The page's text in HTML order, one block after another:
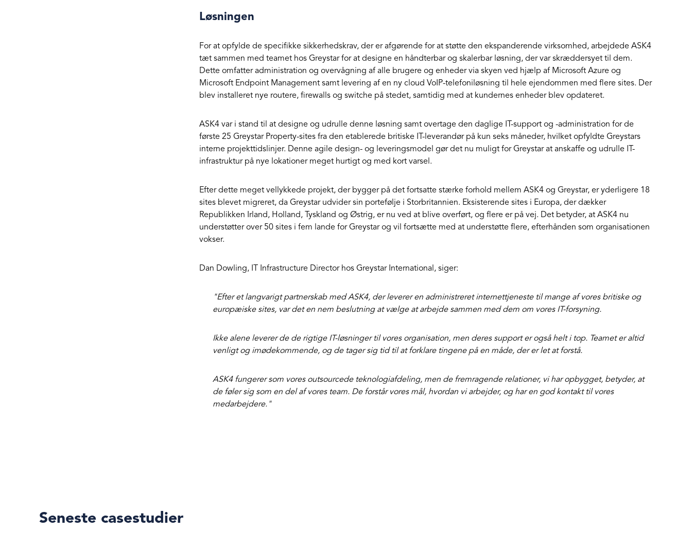
Løsningen
For at opfylde de specifikke sikkerhedskrav, der er afgørende for at støtte den ekspanderende virksomhed, arbejdede ASK4
tæt sammen med teamet hos Greystar for at designe en håndterbar og skalerbar løsning, der var skræddersyet til dem.
Dette omfatter administration og overvågning af alle brugere og enheder via skyen ved hjælp af Microsoft Azure og
Microsoft Endpoint Management samt levering af en ny cloud VoIP-telefoniløsning til hele ejendommen med flere sites. Der
blev installeret nye routere, firewalls og switche på stedet, samtidig med at kundernes enheder blev opdateret.
ASK4 var i stand til at designe og udrulle denne løsning samt overtage den daglige IT-support og -administration for de
første 25 Greystar Property-sites fra den etablerede britiske IT-leverandør på kun seks måneder, hvilket opfyldte Greystars
interne projekttidslinjer. Denne agile design- og leveringsmodel gør det nu muligt for Greystar at anskaffe og udrulle IT-
infrastruktur på nye lokationer meget hurtigt og med kort varsel.
Efter dette meget vellykkede projekt, der bygger på det fortsatte stærke forhold mellem ASK4 og Greystar, er yderligere 18
sites blevet migreret, da Greystar udvider sin portefølje i Storbritannien. Eksisterende sites i Europa, der dækker
Republikken Irland, Holland, Tyskland og Østrig, er nu ved at blive overført, og flere er på vej. Det betyder, at ASK4 nu
understøtter over 50 sites i fem lande for Greystar og vil fortsætte med at understøtte flere, efterhånden som organisationen
vokser.
Dan Dowling, IT Infrastructure Director hos Greystar International, siger:
"Efter et langvarigt partnerskab med ASK4, der leverer en administreret internettjeneste til mange af vores britiske og
europæiske sites, var det en nem beslutning at vælge at arbejde sammen med dem om vores IT-forsyning.
Ikke alene leverer de de rigtige IT-løsninger til vores organisation, men deres support er også helt i top. Teamet er altid
venligt og imødekommende, og de tager sig tid til at forklare tingene på en måde, der er let at forstå.
ASK4 fungerer som vores outsourcede teknologiafdeling, men de fremragende relationer, vi har opbygget, betyder, at
de føler sig som en del af vores team. De forstår vores mål, hvordan vi arbejder, og har en god kontakt til vores
medarbejdere."
Seneste casestudier